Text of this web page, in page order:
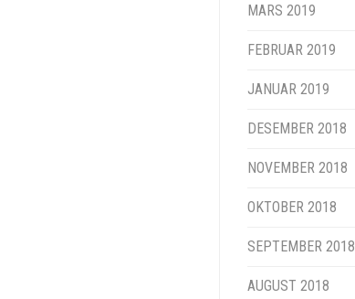
MARS 2019
FEBRUAR 2019
JANUAR 2019
DESEMBER 2018
NOVEMBER 2018
OKTOBER 2018
SEPTEMBER 2018
AUGUST 2018